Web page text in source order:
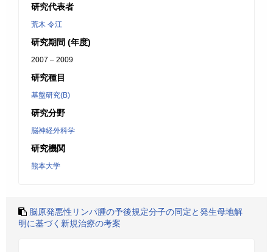
研究代表者
荒木 令江
研究期間 (年度)
2007 – 2009
研究種目
基盤研究(B)
研究分野
脳神経外科学
研究機関
熊本大学
脳原発悪性リンパ腫の予後規定分子の同定と発生母地解
明に基づく新規治療の考案